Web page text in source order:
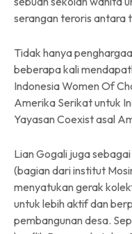
serangan teroris antara
Tidak hanya
beberapa kali
Indonesia Women Of
Amerika Serikat untuk
Yayasan Coexist asal
Lian Gogali juga
(bagian dari institut
menyatukan gerak
untuk lebih aktif dan
pembangunan desa.